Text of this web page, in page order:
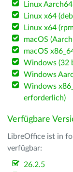
Linux
Linux x64
Linux x64
macOS
macOS
Windows (32
Windows
Windows
erforderlich)
Verfügbare
LibreOffice ist in
verfügbar:
26.2.5